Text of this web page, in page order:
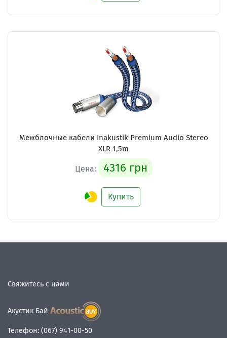
Межблочные кабели Inakustik Premium Audio Stereo
XLR 1,5m
Цена: 4316 грн
Купить
Свяжитесь с нами
Акустик Бай
Телефон: (067) 941-00-50